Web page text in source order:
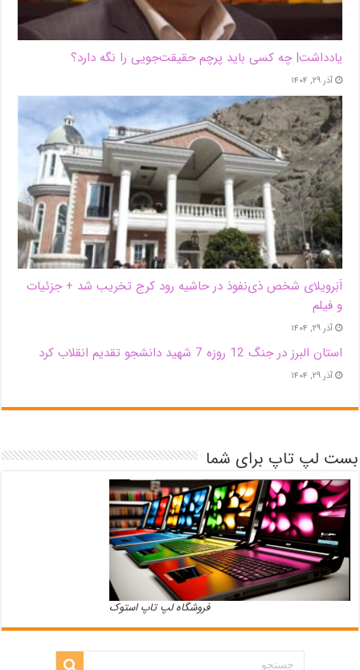
یادداشت| ‌چه کسی باید پرچم حقیقت‌جویی را نگه دارد؟
آذر ۲۹, ۱۴۰۴
اَبَر‌ویلای شخص ذی‌نفوذ در حاشیه‌ رود کرج تخریب شد + جزئیات
و فیلم
آذر ۲۹, ۱۴۰۴
استان البرز در جنگ 12 روزه 7 شهید دانشجو تقدیم انقلاب کرد
آذر ۲۹, ۱۴۰۴
بست لپ تاپ برای شما
فروشگاه لپ تاپ استوک